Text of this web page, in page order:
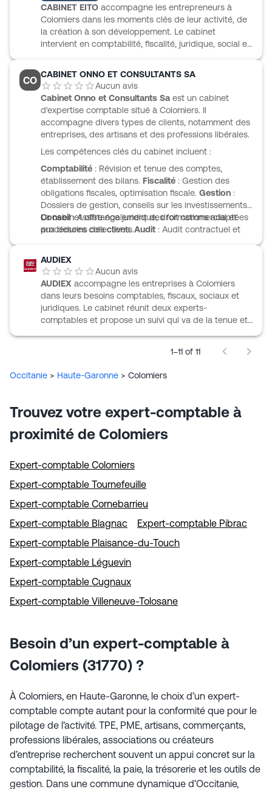
CABINET EITO accompagne les entrepreneurs à
Colomiers dans les moments clés de leur activité, de
la création à son développement. Le cabinet
intervient en comptabilité, fiscalité, juridique, social et
réunit une experte-comptable et trois collaboratrices,
avec un interlocuteur dédié et un accompagnement
EITO s’adresse notamment aux créateurs, PME,
professions libérales, associations, commerçants,
artisans, auto-entrepreneurs et clients en LMNP, avec
des outils digitaux pour suivre la comptabilité, piloter
la gestion et dématérialiser les documents.
CO
CABINET ONNO ET CONSULTANTS SA
Aucun avis
Cabinet Onno et Consultants Sa est un cabinet
d'expertise comptable situé à Colomiers. Il
accompagne divers types de clients, notamment des
entreprises, des artisans et des professions libérales.
Les compétences clés du cabinet incluent :
Comptabilité : Révision et tenue des comptes,
établissement des bilans. Fiscalité : Gestion des
obligations fiscales, optimisation fiscale. Gestion :
Dossiers de gestion, conseils sur les investissements.
Conseil: Assistance juridique, droit commercial et
procédures collectives.Audit : Audit contractuel et
Le cabinet offre également des formations adaptées
aux besoins des clients.
AUDIEX
Aucun avis
AUDIEX accompagne les entreprises à Colomiers
dans leurs besoins comptables, fiscaux, sociaux et
juridiques. Le cabinet réunit deux experts-
comptables et propose un suivi qui va de la tenue et
de l’entreprise. AUDIEX intervient aussi en paie,
secrétariat juridique. Le cabinet complète cet
commissariat aux comptes, ainsi que par des
formations en comptabilité, social et Excel. Une
approche pluridisciplinaire, pensée pour les
dirigeants.
1–11 of 11
Occitanie > Haute-Garonne > Colomiers
Trouvez votre expert-comptable à
proximité de Colomiers
Expert-comptable Colomiers
Expert-comptable Tournefeuille
Expert-comptable Cornebarrieu
Expert-comptable Blagnac
Expert-comptable Pibrac
Expert-comptable Plaisance-du-Touch
Expert-comptable Léguevin
Expert-comptable Cugnaux
Expert-comptable Villeneuve-Tolosane
Besoin d’un expert-comptable à
Colomiers (31770) ?
À Colomiers, en Haute-Garonne, le choix d’un expert-
comptable compte autant pour la conformité que pour le
pilotage de l’activité. TPE, PME, artisans, commerçants,
professions libérales, associations ou créateurs
d’entreprise recherchent souvent un appui concret sur la
comptabilité, la fiscalité, la paie, la trésorerie et les outils de
gestion. Dans une commune dynamique d’Occitanie,